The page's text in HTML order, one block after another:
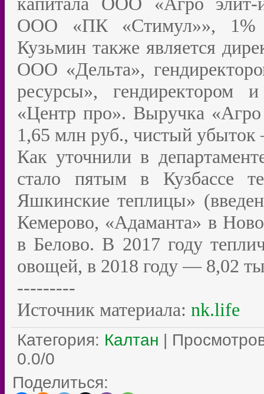
ООО «ПК «Стимул»», 1%
Кузьмин также является
ООО «Дельта»,
ресурсы», гендиректором
«Центр про». Выручка «Агро
1,65 млн руб., чистый
Как уточнили в
стало пятым в Кузбассе
Яшкинские теплицы»
Кемерово, «Адаманта» в
в Белово. В 2017 году
овощей, в 2018 году — 8,02
---------
Источник материала: nk.life
Категория: Калтан |
0.0/0
Поделиться: